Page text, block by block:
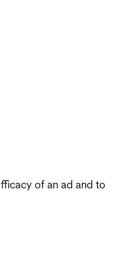
of an ad and to